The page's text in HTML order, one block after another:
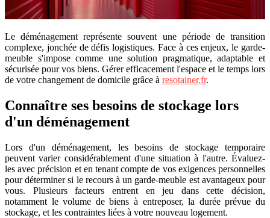
Le déménagement représente souvent une période de transition
complexe, jonchée de défis logistiques. Face à ces enjeux, le garde-
meuble s'impose comme une solution pragmatique, adaptable et
sécurisée pour vos biens. Gérer efficacement l'espace et le temps lors
de votre changement de domicile grâce à resotainer.fr.
Connaître ses besoins de stockage lors
d'un déménagement
Lors d'un déménagement, les besoins de stockage temporaire
peuvent varier considérablement d'une situation à l'autre. Évaluez-
les avec précision et en tenant compte de vos exigences personnelles
pour déterminer si le recours à un garde-meuble est avantageux pour
vous. Plusieurs facteurs entrent en jeu dans cette décision,
notamment le volume de biens à entreposer, la durée prévue du
stockage, et les contraintes liées à votre nouveau logement.